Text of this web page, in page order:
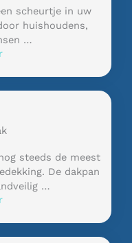
scheurtje in uw
huishoudens,
…
steeds de meest
De dakpan
…